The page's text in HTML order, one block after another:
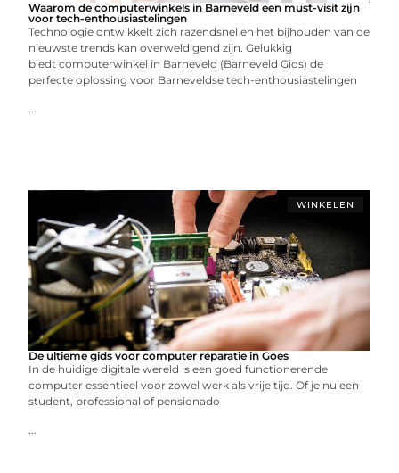
Waarom de computerwinkels in Barneveld een must-visit zijn
voor tech-enthousiastelingen
Technologie ontwikkelt zich razendsnel en het bijhouden van de
nieuwste trends kan overweldigend zijn. Gelukkig
biedt computerwinkel in Barneveld (Barneveld Gids) de
perfecte oplossing voor Barneveldse tech-enthousiastelingen
...
WINKELEN
De ultieme gids voor computer reparatie in Goes
In de huidige digitale wereld is een goed functionerende
computer essentieel voor zowel werk als vrije tijd. Of je nu een
student, professional of pensionado
...